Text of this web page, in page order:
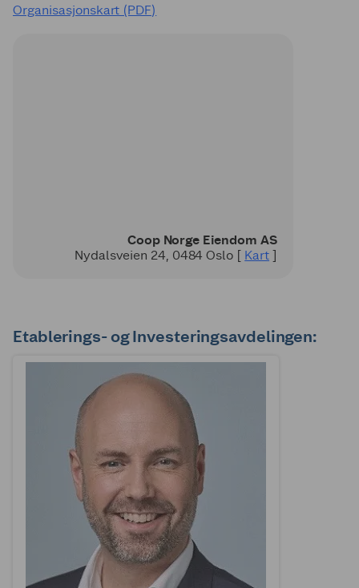
Organisasjonskart (PDF)
Coop Norge Eiendom AS
Nydalsveien 24, 0484 Oslo [ Kart ]
Etablerings- og Investeringsavdelingen: